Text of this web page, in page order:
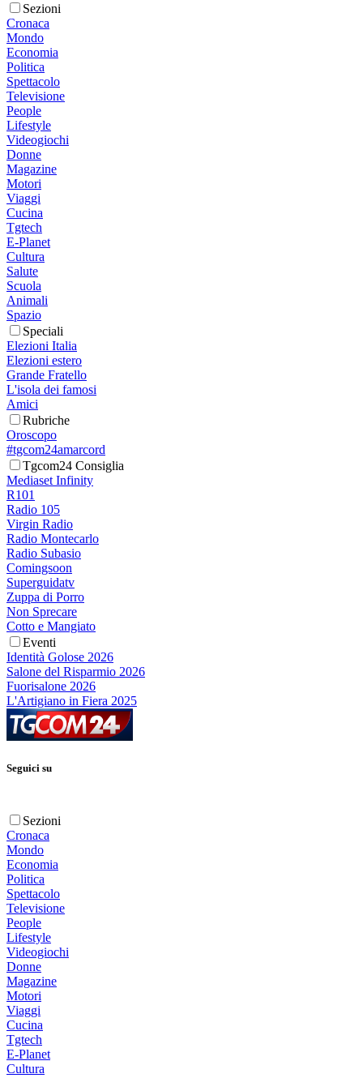
Sezioni
Cronaca
Mondo
Economia
Politica
Spettacolo
Televisione
People
Lifestyle
Videogiochi
Donne
Magazine
Motori
Viaggi
Cucina
Tgtech
E-Planet
Cultura
Salute
Scuola
Animali
Spazio
Speciali
Elezioni Italia
Elezioni estero
Grande Fratello
L'isola dei famosi
Amici
Rubriche
Oroscopo
#tgcom24amarcord
Tgcom24 Consiglia
Mediaset Infinity
R101
Radio 105
Virgin Radio
Radio Montecarlo
Radio Subasio
Comingsoon
Superguidatv
Zuppa di Porro
Non Sprecare
Cotto e Mangiato
Eventi
Identità Golose 2026
Salone del Risparmio 2026
Fuorisalone 2026
L'Artigiano in Fiera 2025
Seguici su
Sezioni
Cronaca
Mondo
Economia
Politica
Spettacolo
Televisione
People
Lifestyle
Videogiochi
Donne
Magazine
Motori
Viaggi
Cucina
Tgtech
E-Planet
Cultura